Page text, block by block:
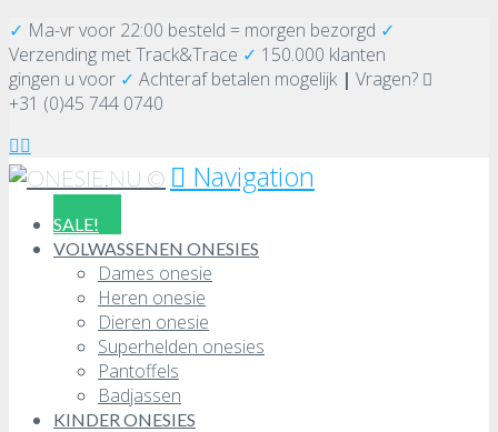
✓ Ma-vr voor 22:00 besteld = morgen bezorgd ✓
Verzending met Track&Trace ✓ 150.000 klanten
gingen u voor ✓ Achteraf betalen mogelijk | Vragen?
+31 (0)45 744 0740
Navigation
SALE!
VOLWASSENEN ONESIES
Dames onesie
Heren onesie
Dieren onesie
Superhelden onesies
Pantoffels
Badjassen
KINDER ONESIES